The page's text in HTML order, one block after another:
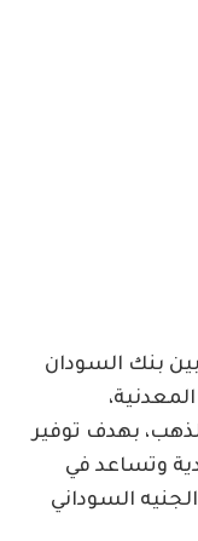
بنك السودان
بهدف توفير
وتساعد في
السوداني